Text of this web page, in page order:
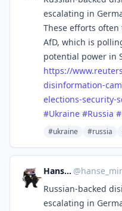
escalating in
These efforts
AfD, which is
potential power in
https://www.
disinformation-
elections-security-
#Ukraine #Russia #
#ukraine #russia
Hanse Mina @
Russian-backed
escalating in